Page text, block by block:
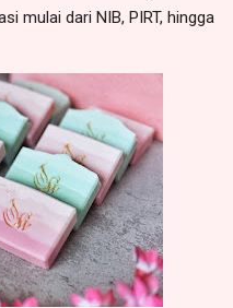
mulai dari NIB, PIRT, hingga